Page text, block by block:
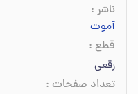
ناشر :
آموت
قطع :
رقعی
تعداد صفحات :